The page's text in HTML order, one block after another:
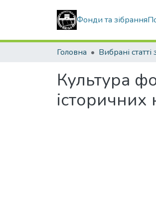
Фонди та зібрання
Головна
Культура
історичних